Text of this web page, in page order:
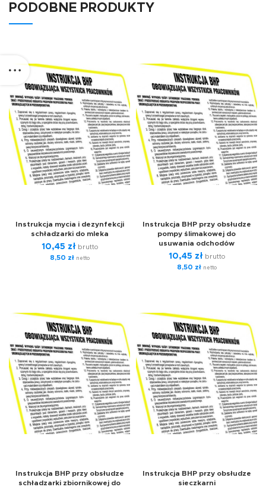
PODOBNE PRODUKTY
Instrukcja mycia i dezynfekcji
schładzarki do mleka
10,45 zł brutto
8,50 złnetto
Instrukcja BHP przy obsłudze
pompy ślimakowej do
usuwania odchodów
10,45 zł brutto
8,50 złnetto
Instrukcja BHP przy obsłudze
schładzarki zbiornikowej do
Instrukcja BHP przy obsłudze
sieczkarni